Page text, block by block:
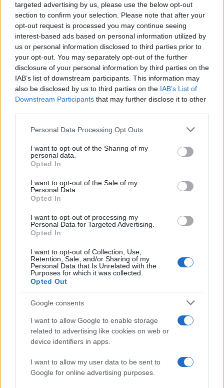
targeted advertising by us, please use the below opt-out
section to confirm your selection. Please note that after your
opt-out request is processed you may continue seeing
interest-based ads based on personal information utilized by
us or personal information disclosed to third parties prior to
your opt-out. You may separately opt-out of the further
disclosure of your personal information by third parties on the
IAB’s list of downstream participants. This information may
also be disclosed by us to third parties on the IAB’s List of
Downstream Participants that may further disclose it to other
Please note that this website/app uses one or more Google
not limited to your visit or usage behaviour. You may click to
grant or deny consent to Google and its third-party tags to
use your data for below specified purposes in below Google
consent section.
Personal Data Processing Opt Outs
I want to opt-out of the Sharing of my
personal data.
Opted In
I want to opt-out of the Sale of my
Personal Data.
Opted In
I want to opt-out of processing my
Personal Data for Targeted Advertising.
Opted In
I want to opt-out of Collection, Use,
Retention, Sale, and/or Sharing of my
Personal Data that Is Unrelated with the
Purposes for which it was collected.
Opted Out
Google consents
I want to allow Google to enable storage
related to advertising like cookies on web or
device identifiers in apps.
I want to allow my user data to be sent to
Google for online advertising purposes.
LIFESTYLE